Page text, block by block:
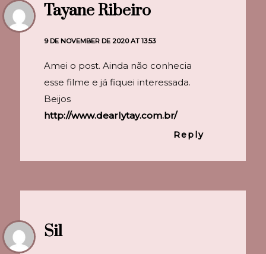
Tayane Ribeiro
9 DE NOVEMBER DE 2020 AT 13:53
Amei o post. Ainda não conhecia
esse filme e já fiquei interessada.
Beijos
http://www.dearlytay.com.br/
Reply
Sil